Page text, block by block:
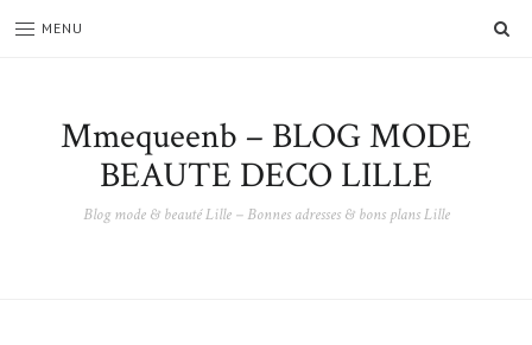
MENU
Mmequeenb – BLOG MODE
BEAUTE DECO LILLE
Blog mode & beauté Lille – Bonnes adresses & bons plans Lille